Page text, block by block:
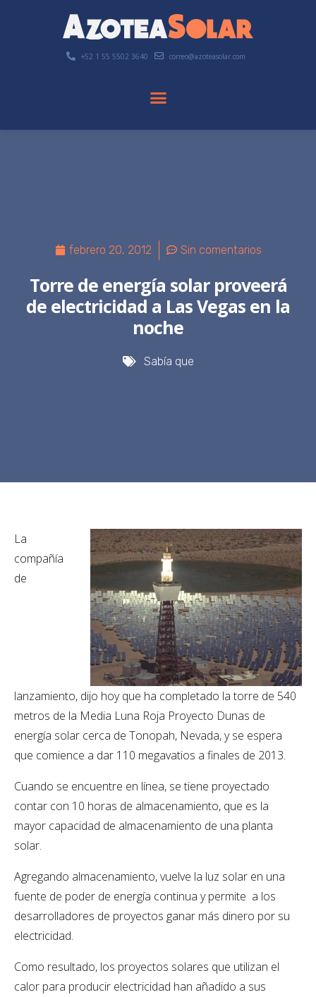
+52 1 55 5502 3640 correo@azoteasolar.com
febrero 20, 2012 Sin comentarios
Torre de energía solar proveerá
de electricidad a Las Vegas en la
noche
Sabía que
La
compañía
de
lanzamiento, dijo hoy que ha completado la torre de 540
metros de la Media Luna Roja Proyecto Dunas de
energía solar cerca de Tonopah, Nevada, y se espera
que comience a dar 110 megavatios a finales de 2013.
Cuando se encuentre en línea, se tiene proyectado
contar con 10 horas de almacenamiento, que es la
mayor capacidad de almacenamiento de una planta
solar.
Agregando almacenamiento, vuelve la luz solar en una
fuente de poder de energía continua y permite a los
desarrolladores de proyectos ganar más dinero por su
electricidad.
Como resultado, los proyectos solares que utilizan el
calor para producir electricidad han añadido a sus